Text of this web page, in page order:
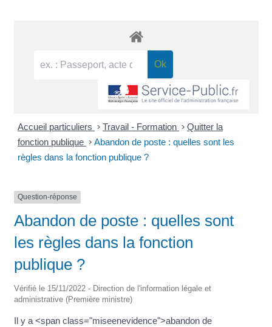
Accueil particuliers > Travail - Formation > Quitter la
fonction publique > Abandon de poste : quelles sont les
règles dans la fonction publique ?
Question-réponse
Abandon de poste : quelles sont
les règles dans la fonction
publique ?
Vérifié le 15/11/2022 - Direction de l'information légale et
administrative (Première ministre)
Il y a <span class="miseenevidence">abandon de